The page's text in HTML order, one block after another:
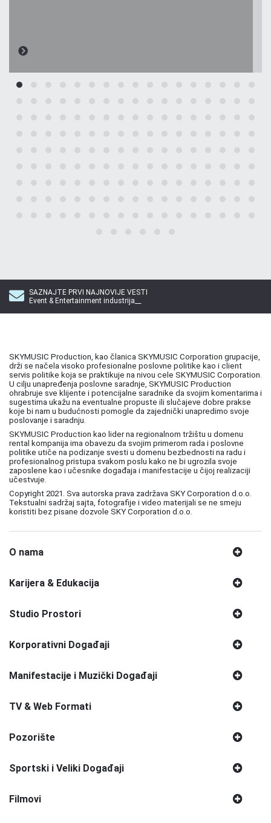
SAZNAJTE PRVI NAJNOVIJE VESTI
Event & Entertainment industrija__
SKYMUSIC Production, kao članica SKYMUSIC Corporation grupacije,
drži se načela visoko profesionalne poslovne politike kao i client
servis politike koja se praktikuje na nivou cele SKYMUSIC Corporation.
U cilju unapređenja poslovne saradnje, SKYMUSIC Production
ohrabruje sve klijente i potencijalne saradnike da svojim komentarima i
sugestima ukažu na eventualne propuste ili slučajeve dobre prakse
koje bi nam u budućnosti pomogle da zajednički unapredimo svoje
poslovanje i saradnju.
SKYMUSIC Production kao lider na regionalnom tržištu u domenu
rental kompanija ima obavezu da svojim primerom rada i poslovne
politike utiče na podizanje svesti u domenu bezbednosti na radu i
profesionalnog pristupa svakom poslu kako ne bi ugrozila svoje
zaposlene kao i učesnike događaja i manifestacije u čijoj realizaciji
učestvuje.
Copyright 2021. Sva autorska prava zadržava SKY Corporation d.o.o.
Tekstualni sadržaj sajta, fotografije i video materijali se ne smeju
koristiti bez pisane dozvole SKY Corporation d.o.o.
O nama
Karijera & Edukacija
Studio Prostori
Korporativni Događaji
Manifestacije i Muzički Događaji
TV & Web Formati
Pozorište
Sportski i Veliki Događaji
Filmovi